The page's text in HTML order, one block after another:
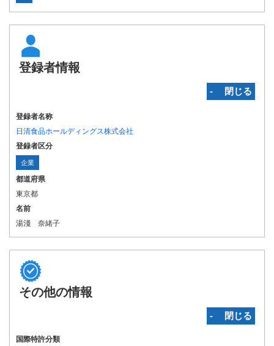
登録者情報
‐ 閉じる
登録者名称
日清食品ホールディングス株式会社
登録者区分
企業
都道府県
東京都
名前
湯淺 奈緒子
その他の情報
‐ 閉じる
国際特許分類